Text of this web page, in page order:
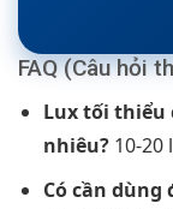
FAQ (Câu hỏi
Lux tối thiểu
nhiêu?10-20
Có cần dùng